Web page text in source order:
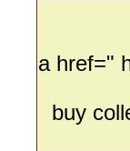
<a
buy